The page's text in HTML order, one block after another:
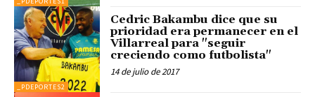
_PDEPORTES2
Cedric Bakambu dice que su
prioridad era permanecer en el
Villarreal para "seguir
creciendo como futbolista"
14 de julio de 2017